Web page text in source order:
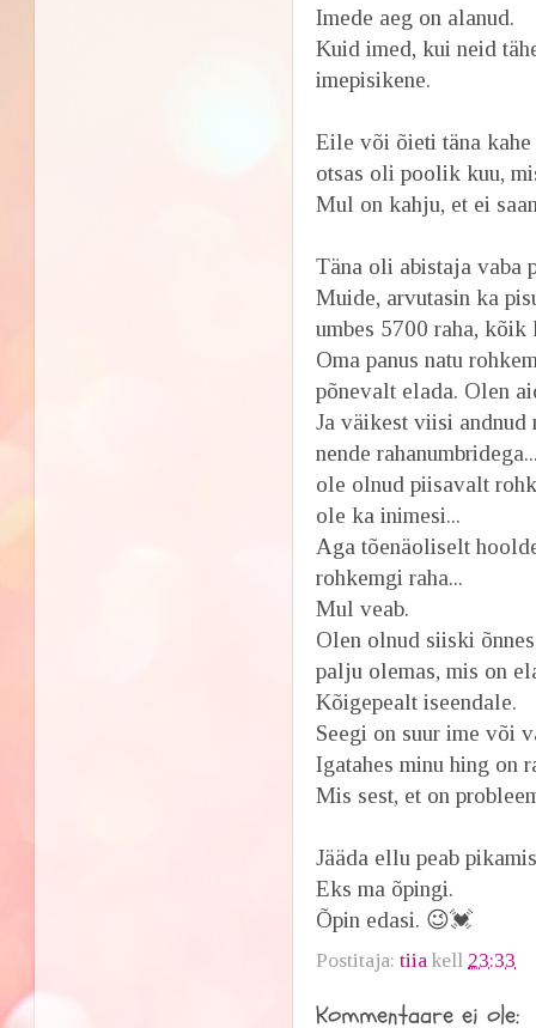
Imede aeg on alanud.
Kuid imed, kui neid
imepisikene.
Eile või õieti täna
otsas oli poolik kuu,
Mul on kahju, et ei
Täna oli abistaja vaba
Muide, arvutasin ka
umbes 5700 raha,
Oma panus natu
põnevalt elada. Olen
Ja väikest viisi
nende
ole olnud piisavalt
ole ka inimesi...
Aga tõenäoliselt
rohkemgi raha...
Mul veab.
Olen olnud siiski
palju olemas, mis on
Kõigepealt iseendale.
Seegi on suur ime või
Igatahes minu hing on
Mis sest, et on
Jääda ellu peab
Eks ma õpingi.
Õpin edasi. 😉💓
Postitaja:tiia kell 23:33
Kommentaare ei ole: